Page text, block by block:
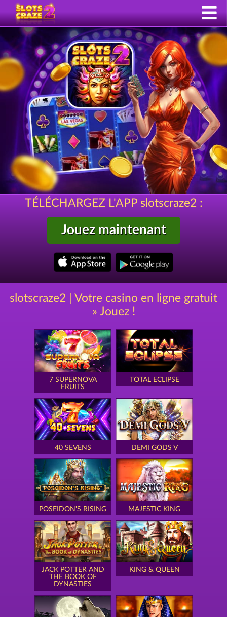
TÉLÉCHARGEZ L'APP slotscraze2 :
Jouez maintenant
slotscraze2 | Votre casino en ligne gratuit
» Jouez !
7 SUPERNOVA
FRUITS
TOTAL ECLIPSE
40 SEVENS DEMI GODS V
POSEIDON'S RISING MAJESTIC KING
JACK POTTER AND
THE BOOK OF
DYNASTIES
KING & QUEEN